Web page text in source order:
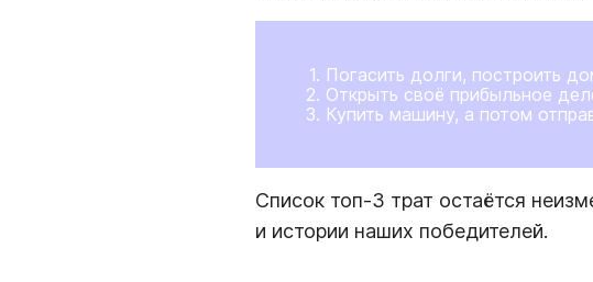
Погасить долги, построить
Открыть своё прибыльное
Купить машину, а потом
Список топ-3 трат остаётся
и истории наших победителей.